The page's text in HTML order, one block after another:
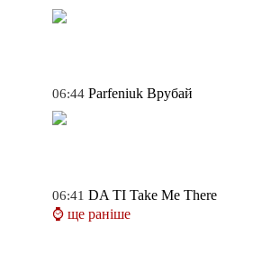
06:44 Parfeniuk Врубай
06:41 DA TI Take Me There
⌚ ще раніше